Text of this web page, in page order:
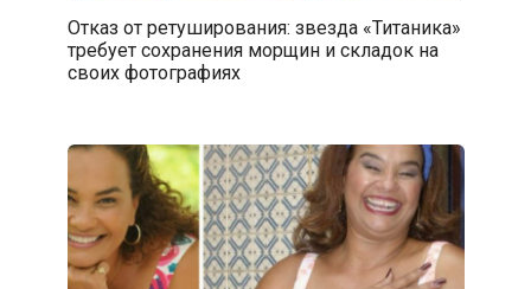
Отказ от ретуширования: звезда «Титаника»
требует сохранения морщин и складок на
своих фотографиях